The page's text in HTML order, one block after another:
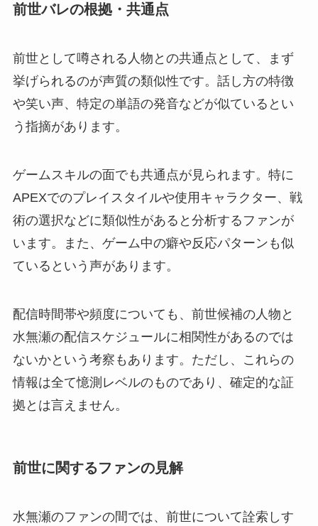
前世バレの根拠・共通点
前世として噂される人物との共通点として、まず
挙げられるのが声質の類似性です。話し方の特徴
や笑い声、特定の単語の発音などが似ているとい
う指摘があります。
ゲームスキルの面でも共通点が見られます。特に
APEXでのプレイスタイルや使用キャラクター、戦
術の選択などに類似性があると分析するファンが
います。また、ゲーム中の癖や反応パターンも似
ているという声があります。
配信時間帯や頻度についても、前世候補の人物と
水無瀬の配信スケジュールに相関性があるのでは
ないかという考察もあります。ただし、これらの
情報は全て憶測レベルのものであり、確定的な証
拠とは言えません。
前世に関するファンの見解
水無瀬のファンの間では、前世について詮索しす